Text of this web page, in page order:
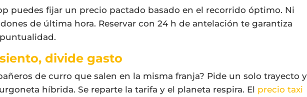
puedes fijar un precio pactado basado en el recorrido óptimo. Ni
de última hora. Reservar con 24 h de antelación te garantiza
divide gasto
de curro que salen en la misma franja? Pide un solo trayecto y
híbrida. Se reparte la tarifa y el planeta respira. El precio taxi